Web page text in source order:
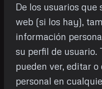
De los usuarios que
web (si los hay),
información
su perfil de usuario.
pueden ver, editar
personal en